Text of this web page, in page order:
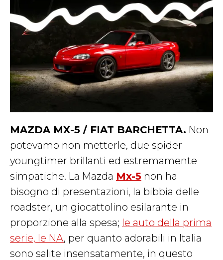
MAZDA MX-5 / FIAT BARCHETTA. Non
potevamo non metterle, due spider
youngtimer brillanti ed estremamente
simpatiche. La Mazda Mx-5 non ha
bisogno di presentazioni, la bibbia delle
roadster, un giocattolino esilarante in
proporzione alla spesa; le auto della prima
serie, le NA, per quanto adorabili in Italia
sono salite insensatamente, in questo